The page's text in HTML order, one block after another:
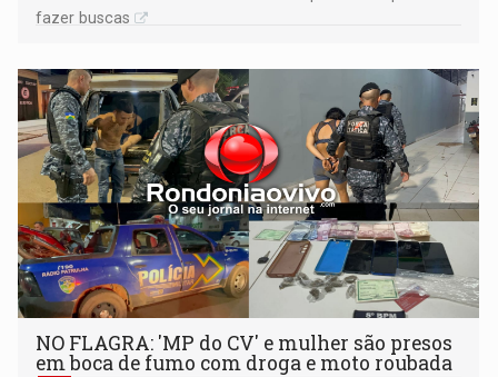
fazer buscas
NO FLAGRA: 'MP do CV' e mulher são presos
em boca de fumo com droga e moto roubada